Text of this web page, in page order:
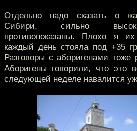
Отдельно надо сказать о
Сибири, сильно
противопоказаны. Плохо я
каждый день стояла под +35
Разговоры с аборигенами
Аборигены говорили, что
следующей неделе навалится